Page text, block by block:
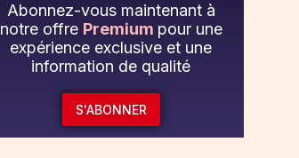
Abonnez-vous maintenant à
notre offre Premium pour une
expérience exclusive et une
information de qualité
S'ABONNER